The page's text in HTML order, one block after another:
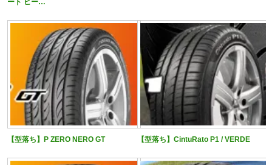
【型落ち】P ZERO NERO GT 【型落ち】CintuRato P1 / VERDE